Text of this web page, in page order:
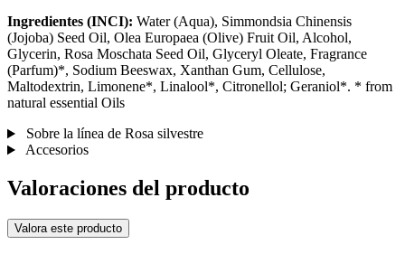
Ingredientes (INCI): Water (Aqua), Simmondsia Chinensis
(Jojoba) Seed Oil, Olea Europaea (Olive) Fruit Oil, Alcohol,
Glycerin, Rosa Moschata Seed Oil, Glyceryl Oleate, Fragrance
(Parfum)*, Sodium Beeswax, Xanthan Gum, Cellulose,
Maltodextrin, Limonene*, Linalool*, Citronellol; Geraniol*. * from
natural essential Oils
Sobre la línea de Rosa silvestre
Accesorios
Valoraciones del producto
Valora este producto